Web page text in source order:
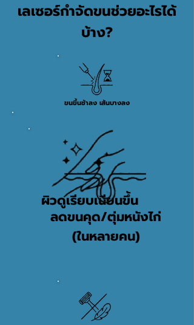
เลเซอร์กำจัดขนช่วยอะไรได้
บ้าง?
ขนขึ้นช้าลง เส้นบางลง
ผิวดูเรียบเนียนขึ้น
ลดขนคุด/ตุ่มหนังไก่
(ในหลายคน)